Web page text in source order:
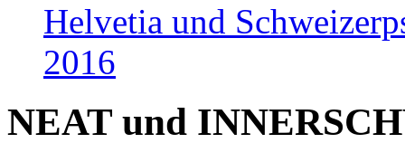
Helvetia und
2016
NEAT und